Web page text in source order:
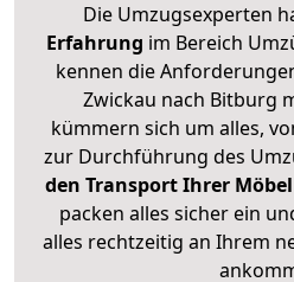
Die Umzugsexperten
Erfahrung im Bereich
kennen die
Zwickau nach Bitburg
kümmern sich um alles,
zur Durchführung des
den Transport Ihrer
packen alles sicher ein
alles rechtzeitig an Ihrem